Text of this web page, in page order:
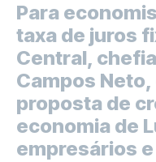
Para
taxa de juros
Central,
Campos
proposta de
economia de
empresários